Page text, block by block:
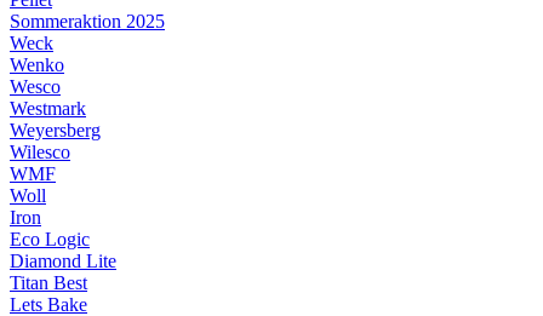
Sommeraktion 2025
Weck
Wenko
Wesco
Westmark
Weyersberg
Wilesco
WMF
Woll
Iron
Eco Logic
Diamond Lite
Titan Best
Lets Bake